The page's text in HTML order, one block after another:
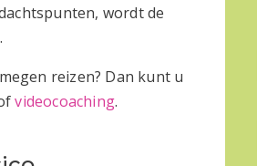
wordt de
reizen? Dan kunt u
videocoaching.